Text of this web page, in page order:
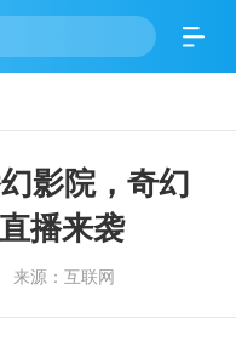
影院，奇幻
播来袭
来源： 互联网